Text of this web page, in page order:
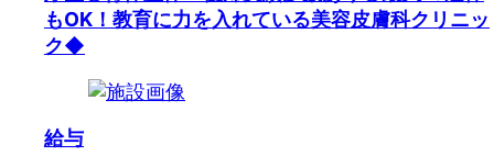
もOK！教育に力を入れている美容皮膚科クリニッ
ク◆
給与